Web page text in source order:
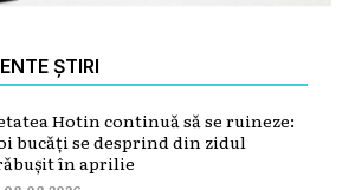
ȘTIRI
Hotin continuă să se ruineze:
bucăți se desprind din zidul
în aprilie